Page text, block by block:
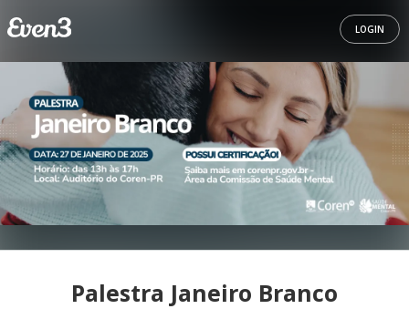
LOGIN
Palestra Janeiro Branco